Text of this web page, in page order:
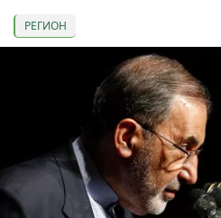
РЕГИОН